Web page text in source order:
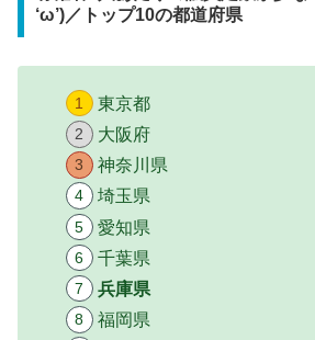
‘ω’)／トップ10の都道府県
東京都
大阪府
神奈川県
埼玉県
愛知県
千葉県
兵庫県
福岡県